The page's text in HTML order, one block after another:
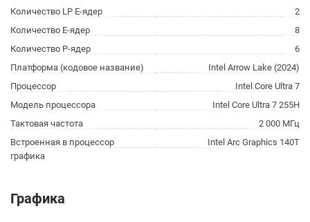
Количество LP E-ядер
2
Количество E-ядер
8
Количество P-ядер
6
Платформа (кодовое название)
Intel Arrow Lake (2024)
Процессор
Intel Core Ultra 7
Модель процессора
Intel Core Ultra 7 255H
Тактовая частота
2 000 МГц
Встроенная в процессор
графика
Intel Arc Graphics 140T
Графика